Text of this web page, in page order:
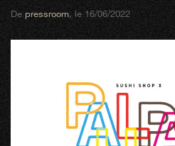
Depressroom, le 16/06/2022